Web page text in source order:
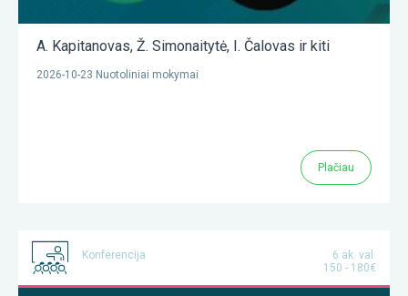
A. Kapitanovas, Ž. Simonaitytė, I. Čalovas ir kiti
2026-10-23 Nuotoliniai mokymai
Plačiau
Konferencija
6 ak. val.
150 - 180€